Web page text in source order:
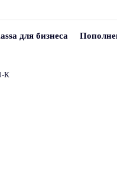
для бизнеса